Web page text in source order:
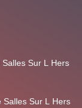
Sur L Hers
Salles Sur L Hers